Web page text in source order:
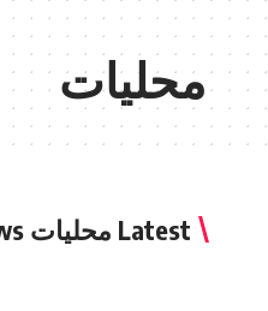
محليات
Latest محليات News